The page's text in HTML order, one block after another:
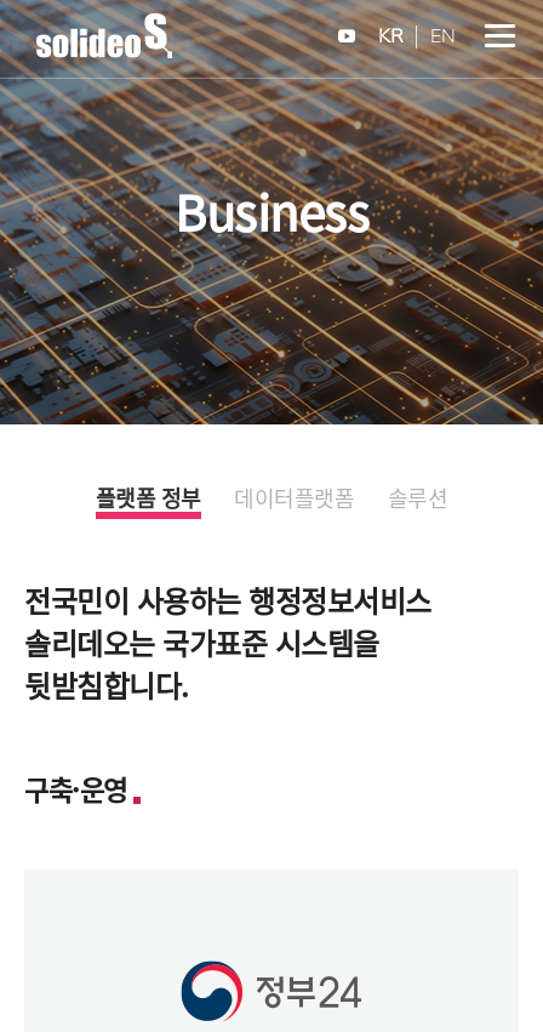
KR EN
Business
플랫폼 정부 데이터플랫폼 솔루션
전국민이 사용하는 행정정보서비스
솔리데오는 국가표준 시스템을
뒷받침합니다.
구축·운영